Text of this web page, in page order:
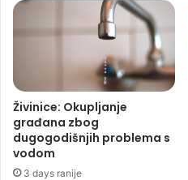
Živinice: Okupljanje
građana zbog
dugogodišnjih problema s
vodom
3 days ranije